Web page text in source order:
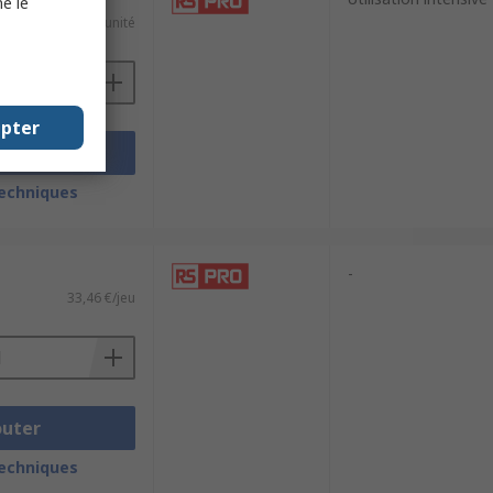
3,03 €/unité
33,46 €/jeu
-